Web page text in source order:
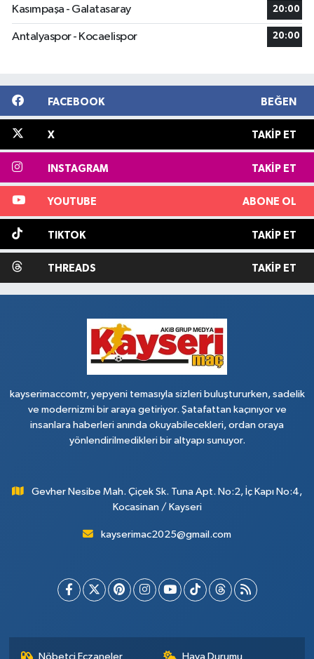
Kasımpaşa - Galatasaray 20:00
Antalyaspor - Kocaelispor 20:00
FACEBOOK BEĞEN
X TAKIP ET
INSTAGRAM TAKIP ET
YOUTUBE ABONE OL
TIKTOK TAKIP ET
THREADS TAKIP ET
kayserimaccomtr, yepyeni temasıyla sizleri buluştururken, sadelik
ve modernizmi bir araya getiriyor. Şatafattan kaçınıyor ve
insanlara haberleri anında okuyabilecekleri, ordan oraya
yönlendirilmedikleri bir altyapı sunuyor.
Gevher Nesibe Mah. Çiçek Sk. Tuna Apt. No:2, İç Kapı No:4,
Kocasinan / Kayseri
kayserimac2025@gmail.com
Nöbetçi Eczaneler Hava Durumu